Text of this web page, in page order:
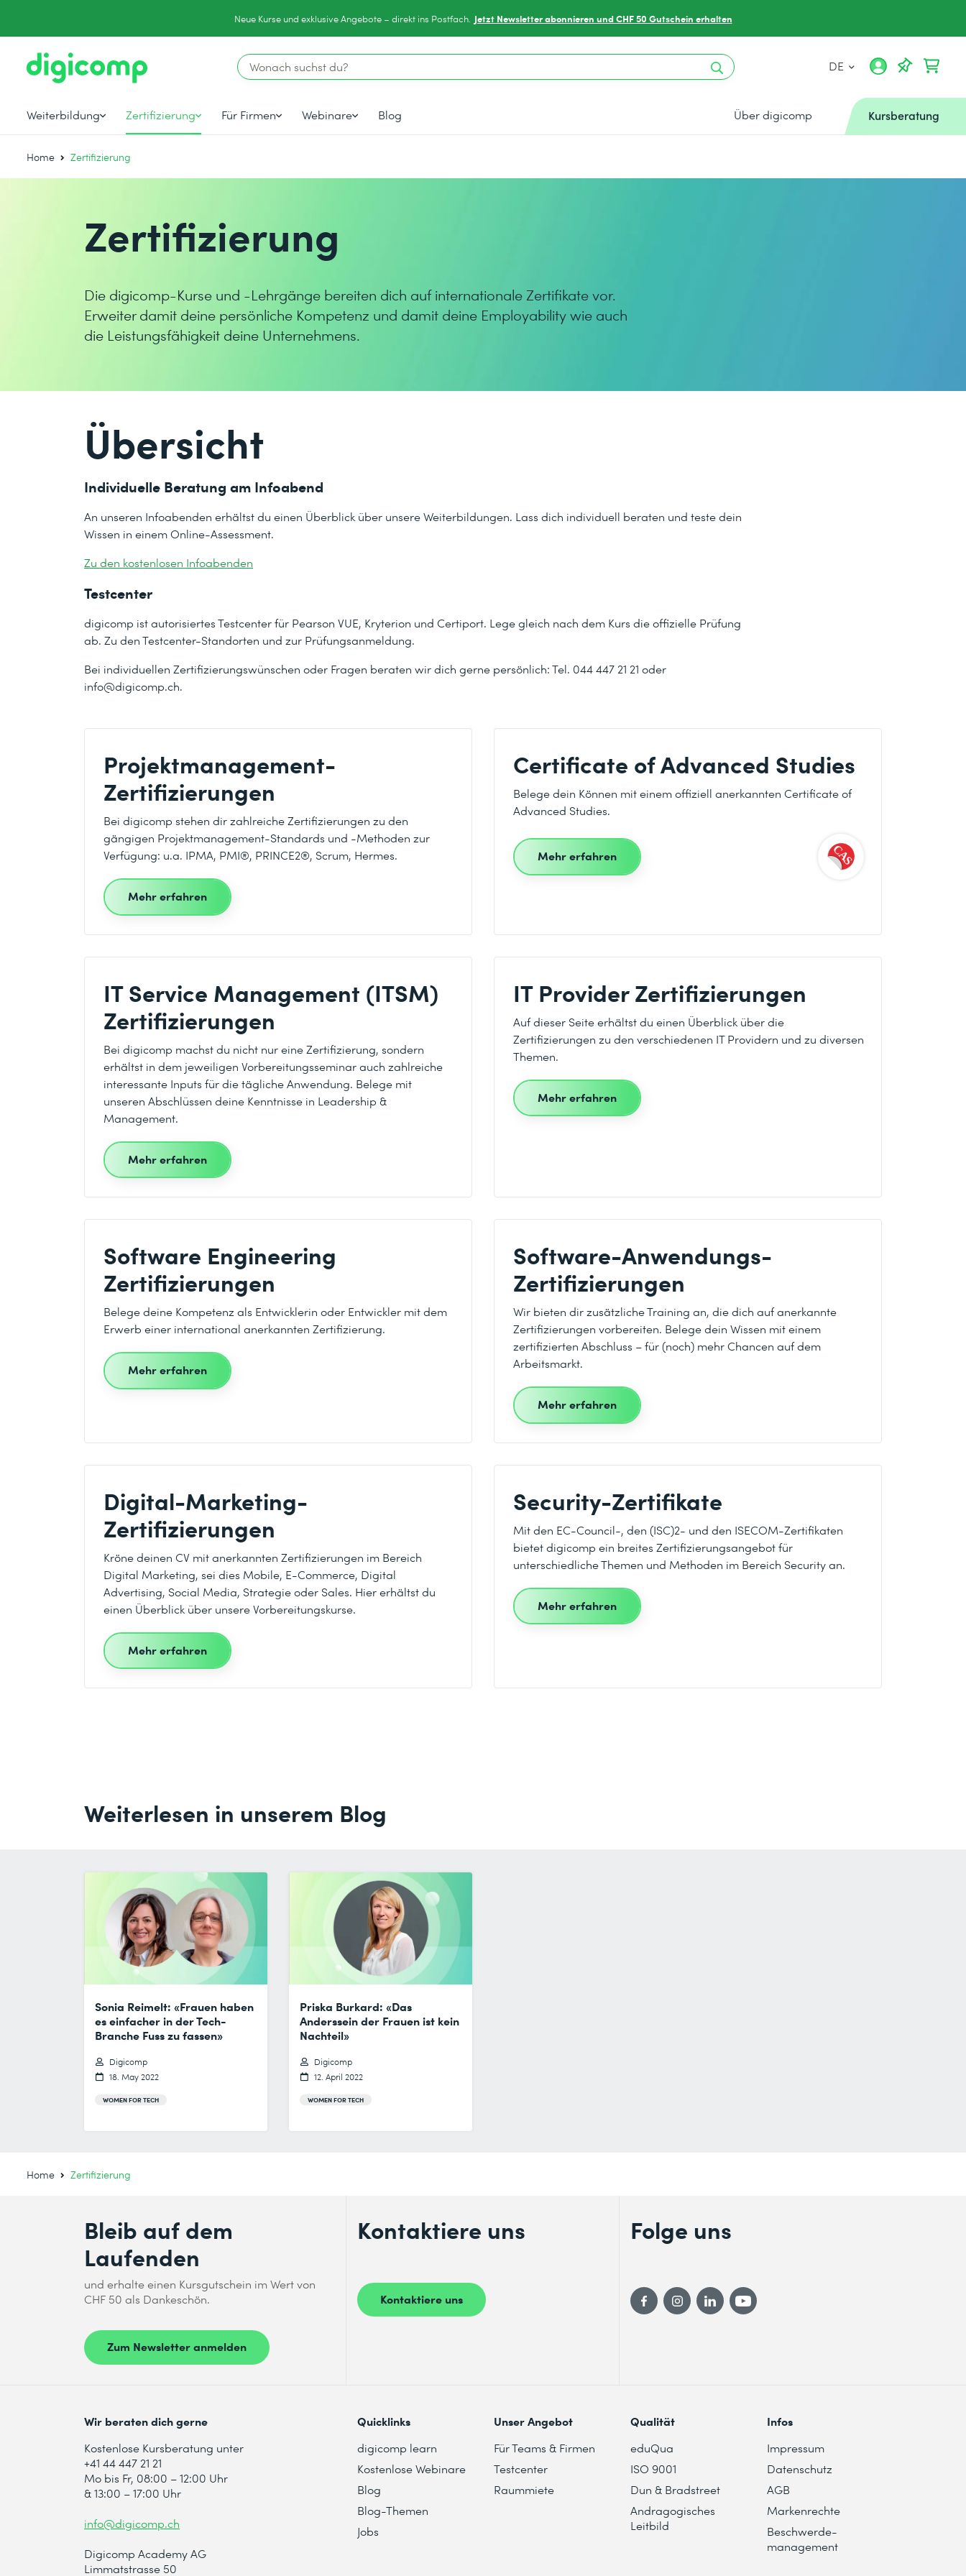
Neue Kurse und exklusive Angebote – direkt ins Postfach. Jetzt Newsletter abonnieren und CHF 50 Gutschein erhalten
DE
Weiterbildung Zertifizierung Für Firmen Webinare Blog Über digicomp Kursberatung
Home Zertifizierung
Zertifizierung
Die digicomp-Kurse und -Lehrgänge bereiten dich auf internationale Zertifikate vor.
Erweiter damit deine persönliche Kompetenz und damit deine Employability wie auch
die Leistungsfähigkeit deine Unternehmens.
Übersicht
Individuelle Beratung am Infoabend
An unseren Infoabenden erhältst du einen Überblick über unsere Weiterbildungen. Lass dich individuell beraten und teste dein
Wissen in einem Online-Assessment.
Zu den kostenlosen Infoabenden
Testcenter
digicomp ist autorisiertes Testcenter für Pearson VUE, Kryterion und Certiport. Lege gleich nach dem Kurs die offizielle Prüfung
ab. Zu den Testcenter-Standorten und zur Prüfungsanmeldung.
Bei individuellen Zertifizierungswünschen oder Fragen beraten wir dich gerne persönlich: Tel. 044 447 21 21 oder
info@digicomp.ch.
Projektmanagement-
Zertifizierungen
Bei digicomp stehen dir zahlreiche Zertifizierungen zu den
gängigen Projektmanagement-Standards und -Methoden zur
Verfügung: u.a. IPMA, PMI®, PRINCE2®, Scrum, Hermes.
Mehr erfahren
Certificate of Advanced Studies
Belege dein Können mit einem offiziell anerkannten Certificate of
Advanced Studies.
Mehr erfahren
IT Service Management (ITSM)
Zertifizierungen
Bei digicomp machst du nicht nur eine Zertifizierung, sondern
erhältst in dem jeweiligen Vorbereitungsseminar auch zahlreiche
interessante Inputs für die tägliche Anwendung. Belege mit
unseren Abschlüssen deine Kenntnisse in Leadership &
Management.
Mehr erfahren
IT Provider Zertifizierungen
Auf dieser Seite erhältst du einen Überblick über die
Zertifizierungen zu den verschiedenen IT Providern und zu diversen
Themen.
Mehr erfahren
Software Engineering
Zertifizierungen
Belege deine Kompetenz als Entwicklerin oder Entwickler mit dem
Erwerb einer international anerkannten Zertifizierung.
Mehr erfahren
Software-Anwendungs-
Zertifizierungen
Wir bieten dir zusätzliche Training an, die dich auf anerkannte
Zertifizierungen vorbereiten. Belege dein Wissen mit einem
zertifizierten Abschluss – für (noch) mehr Chancen auf dem
Arbeitsmarkt.
Mehr erfahren
Digital-Marketing-
Zertifizierungen
Kröne deinen CV mit anerkannten Zertifizierungen im Bereich
Digital Marketing, sei dies Mobile, E-Commerce, Digital
Advertising, Social Media, Strategie oder Sales. Hier erhältst du
einen Überblick über unsere Vorbereitungskurse.
Mehr erfahren
Security-Zertifikate
Mit den EC-Council-, den (ISC)2- und den ISECOM-Zertifikaten
bietet digicomp ein breites Zertifizierungsangebot für
unterschiedliche Themen und Methoden im Bereich Security an.
Mehr erfahren
Weiterlesen in unserem Blog
Sonia Reimelt: «Frauen haben
es einfacher in der Tech-
Branche Fuss zu fassen»
Digicomp
18. May 2022
WOMEN FOR TECH
Priska Burkard: «Das
Anderssein der Frauen ist kein
Nachteil»
Digicomp
12. April 2022
WOMEN FOR TECH
Home Zertifizierung
Bleib auf dem
Laufenden
und erhalte einen Kursgutschein im Wert von
CHF 50 als Dankeschön.
Zum Newsletter anmelden
Kontaktiere uns
Kontaktiere uns
Folge uns
Wir beraten dich gerne
Kostenlose Kursberatung unter
+41 44 447 21 21
Mo bis Fr, 08:00 – 12:00 Uhr
& 13:00 – 17:00 Uhr
info@digicomp.ch
Digicomp Academy AG
Limmatstrasse 50
Quicklinks
digicomp learn
Kostenlose Webinare
Blog
Blog-Themen
Jobs
Unser Angebot
Für Teams & Firmen
Testcenter
Raummiete
Qualität
eduQua
ISO 9001
Dun & Bradstreet
Andragogisches
Leitbild
Infos
Impressum
Datenschutz
AGB
Markenrechte
Beschwerde-
management